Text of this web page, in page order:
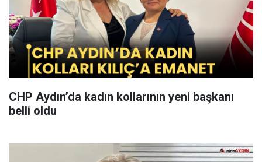
CHP Aydın’da kadın kollarının yeni başkanı
belli oldu